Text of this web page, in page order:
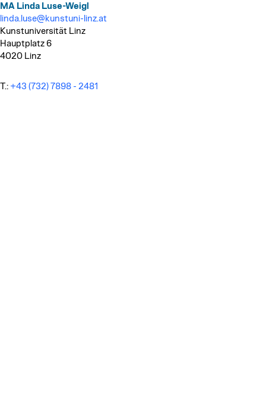
MA Linda Luse-Weigl
linda.luse@kunstuni-linz.at
Kunstuniversität Linz
Hauptplatz 6
4020 Linz
T.: +43 (732) 7898 - 2481